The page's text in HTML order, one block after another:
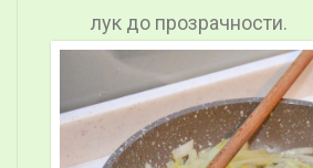
лук до прозрачности.